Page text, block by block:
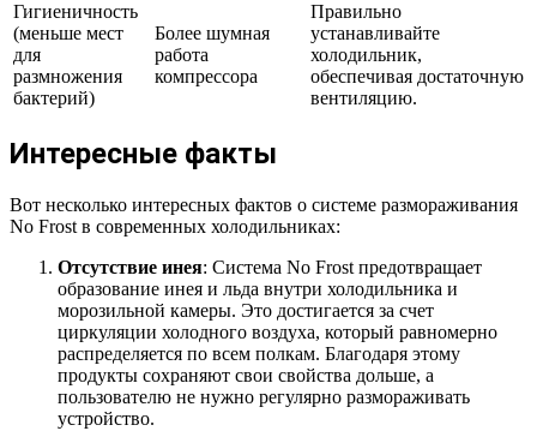
Гигиеничность
(меньше мест
для
размножения
бактерий)
Более шумная
работа
компрессора
Правильно
устанавливайте
холодильник,
обеспечивая достаточную
вентиляцию.
Интересные факты
Вот несколько интересных фактов о системе размораживания
No Frost в современных холодильниках:
Отсутствие инея: Система No Frost предотвращает
образование инея и льда внутри холодильника и
морозильной камеры. Это достигается за счет
циркуляции холодного воздуха, который равномерно
распределяется по всем полкам. Благодаря этому
продукты сохраняют свои свойства дольше, а
пользователю не нужно регулярно размораживать
устройство.